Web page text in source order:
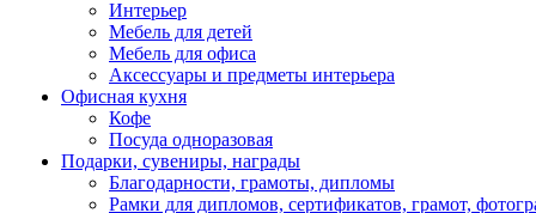
Интерьер
Мебель для детей
Мебель для офиса
Аксессуары и предметы интерьера
Офисная кухня
Кофе
Посуда одноразовая
Подарки, сувениры, награды
Благодарности, грамоты, дипломы
Рамки для дипломов, сертификатов, грамот,